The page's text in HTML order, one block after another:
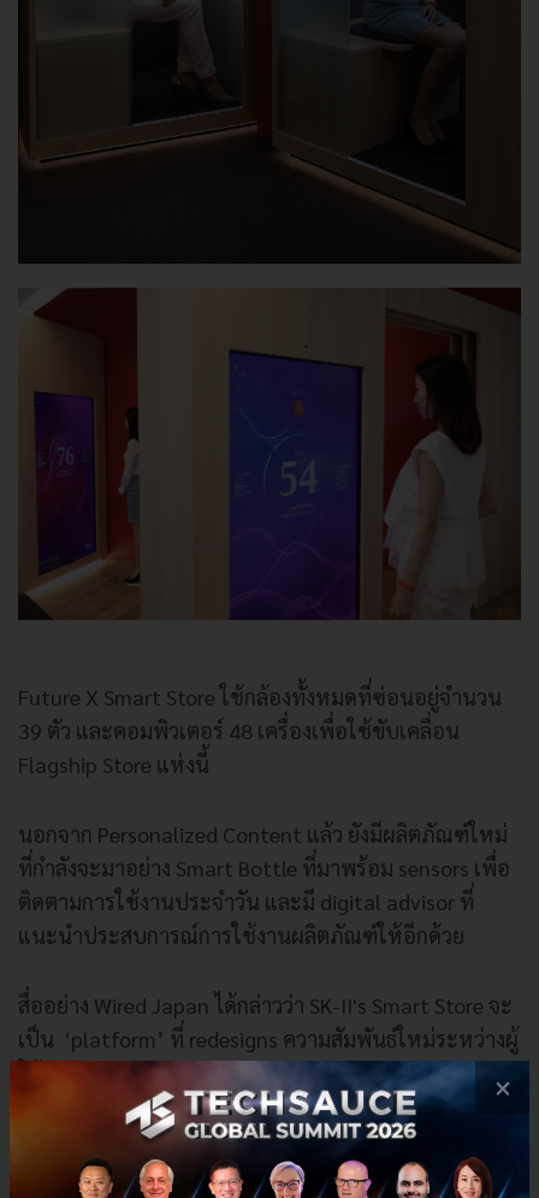
Future X Smart Store ใช้กล้องทั้งหมดที่ซ่อนอยู่จำนวน
39 ตัว และคอมพิวเตอร์ 48 เครื่องเพื่อใช้ขับเคลื่อน
Flagship Store แห่งนี้
นอกจาก Personalized Content แล้ว ยังมีผลิตภัณฑ์ใหม่
ที่กำลังจะมาอย่าง Smart Bottle ที่มาพร้อม sensors เพื่อ
ติดตามการใช้งานประจำวัน และมี digital advisor ที่
แนะนำประสบการณ์การใช้งานผลิตภัณฑ์ให้อีกด้วย
สื่ออย่าง Wired Japan ได้กล่าวว่า SK-II's Smart Store จะ
เป็น ‘platform’ ที่ redesigns ความสัมพันธ์ใหม่ระหว่างผู้
ใช้กับธุรกิจสาย Skin Care
ในที่สุดเทคโนโลยีก็จะเข้ามาdisruptแต่ละวงการและ
ธุรกิจเครื่องสำอางก็เช่นเดียวกัน
×